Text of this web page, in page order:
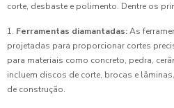
corte, desbaste e polimento. Dentre os
1. Ferramentas diamantadas:As
projetadas para proporcionar cortes
para materiais como concreto, pedra,
incluem discos de corte, brocas e
de construção.